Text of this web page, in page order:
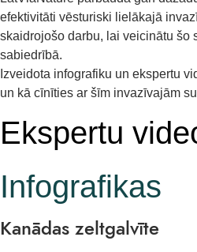
efektivitāti vēsturiski lielākajā
skaidrojošo darbu, lai veicinātu šo
sabiedrībā.
Izveidota infografiku un ekspertu
un kā cīnīties ar šīm invazīvajām
Ekspertu
Infografikas
Kanādas zeltgalvīte